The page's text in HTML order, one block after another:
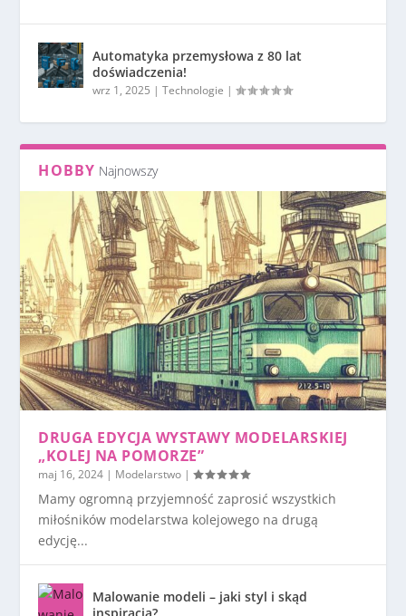
Automatyka przemysłowa z 80 lat
doświadczenia!
wrz 1, 2025 |Technologie |
HOBBY Najnowszy
DRUGA EDYCJA WYSTAWY MODELARSKIEJ
„KOLEJ NA POMORZE”
maj 16, 2024 | Modelarstwo |
Mamy ogromną przyjemność zaprosić wszystkich
miłośników modelarstwa kolejowego na drugą
edycję...
Malowanie modeli – jaki styl i skąd
inspiracja?